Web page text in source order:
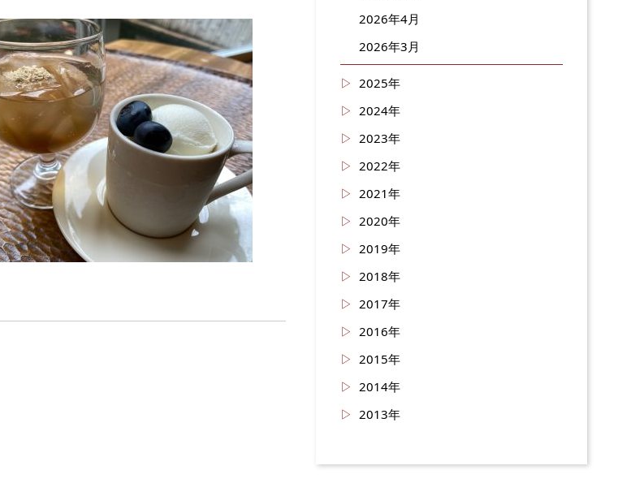
2026年4月
2026年3月
2025年
2024年
2023年
2022年
2021年
2020年
2019年
2018年
2017年
2016年
2015年
2014年
2013年